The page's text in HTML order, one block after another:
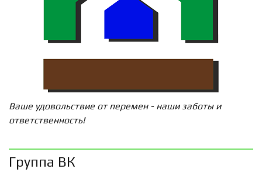
Ваше удовольствие от перемен - наши заботы и
ответственность!
Группа ВК